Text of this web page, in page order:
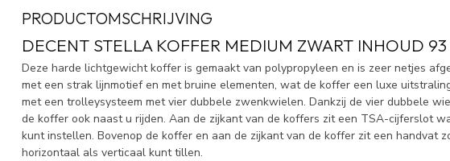
PRODUCTOMSCHRIJVING
DECENT STELLA KOFFER MEDIUM ZWART INHOUD 93
Deze harde lichtgewicht koffer is gemaakt van polypropyleen en is zeer netjes
met een strak lijnmotief en met bruine elementen, wat de koffer een luxe
met een trolleysysteem met vier dubbele zwenkwielen. Dankzij de vier dubbele
de koffer ook naast u rijden. Aan de zijkant van de koffers zit een TSA-cijferslot
kunt instellen. Bovenop de koffer en aan de zijkant van de koffer zit een handvat
horizontaal als verticaal kunt tillen.